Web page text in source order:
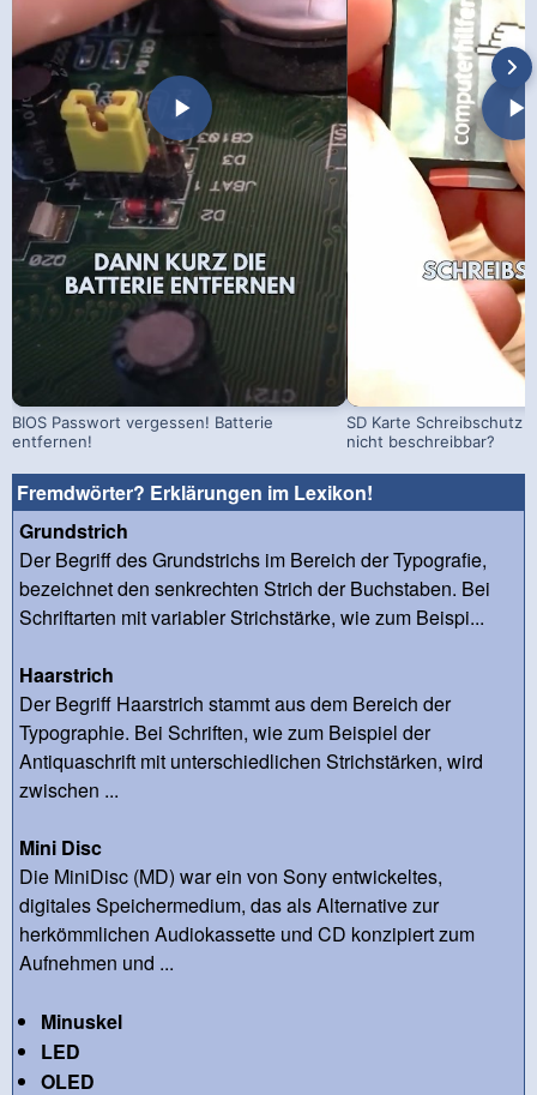
BIOS Passwort vergessen! Batterie
entfernen!
SD Karte Schreibschutz
nicht beschreibbar?
Fremdwörter? Erklärungen im Lexikon!
Grundstrich
Der Begriff des Grundstrichs im Bereich der Typografie,
bezeichnet den senkrechten Strich der Buchstaben. Bei
Schriftarten mit variabler Strichstärke, wie zum Beispi...
Haarstrich
Der Begriff Haarstrich stammt aus dem Bereich der
Typographie. Bei Schriften, wie zum Beispiel der
Antiquaschrift mit unterschiedlichen Strichstärken, wird
zwischen ...
Mini Disc
Die MiniDisc (MD) war ein von Sony entwickeltes,
digitales Speichermedium, das als Alternative zur
herkömmlichen Audiokassette und CD konzipiert zum
Aufnehmen und ...
Minuskel
LED
OLED